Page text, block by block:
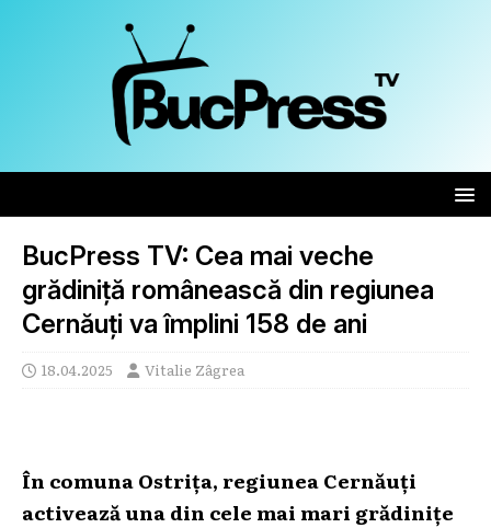
BucPress TV: Cea mai veche
grădiniță românească din regiunea
Cernăuți va împlini 158 de ani
18.04.2025 Vitalie Zâgrea
În comuna Ostrița, regiunea Cernăuți
activează una din cele mai mari grădinițe